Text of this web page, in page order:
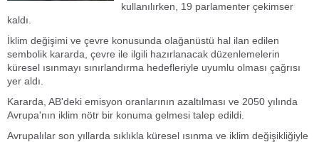
kullanılırken, 19 parlamenter çekimser
kaldı.
İklim değişimi ve çevre konusunda olağanüstü hal ilan edilen
sembolik kararda, çevre ile ilgili hazırlanacak düzenlemelerin
küresel ısınmayı sınırlandırma hedefleriyle uyumlu olması çağrısı
yer aldı.
Kararda, AB'deki emisyon oranlarının azaltılması ve 2050 yılında
Avrupa'nın iklim nötr bir konuma gelmesi talep edildi.
Avrupalılar son yıllarda sıklıkla küresel ısınma ve iklim değişikliğiyle